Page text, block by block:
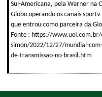
Sul-Americana, pela Warner na
Globo operando os canais
que entrou como parceira da
Fonte : https://
simon/2022/12/27/mundial-
de-transmissao-no-brasil.htm